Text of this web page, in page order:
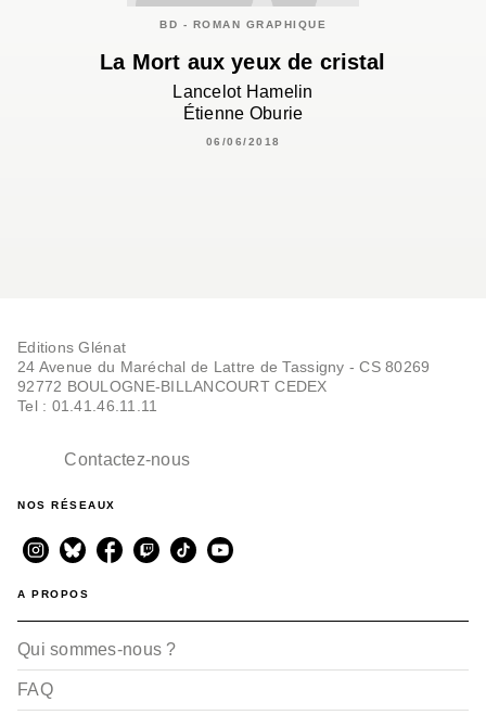
BD - ROMAN GRAPHIQUE
La Mort aux yeux de cristal
Lancelot Hamelin
Étienne Oburie
06/06/2018
Editions Glénat
24 Avenue du Maréchal de Lattre de Tassigny - CS 80269
92772 BOULOGNE-BILLANCOURT CEDEX
Tel : 01.41.46.11.11
Contactez-nous
NOS RÉSEAUX
A PROPOS
Qui sommes-nous ?
FAQ